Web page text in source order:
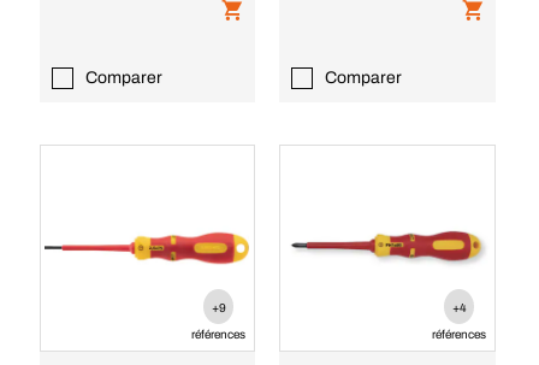
Comparer Comparer
+9
références
+4
références